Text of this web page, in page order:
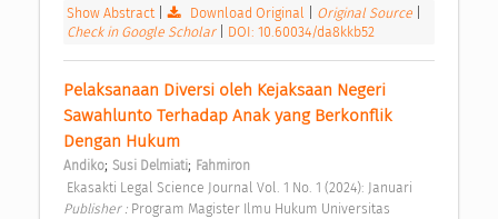
Show Abstract| Download Original Original Source
Check in Google Scholar
DOI: 10.60034/da8kkb52
Pelaksanaan Diversi oleh Kejaksaan Negeri
Sawahlunto Terhadap Anak yang Berkonflik
Dengan Hukum
Andiko; Susi Delmiati; Fahmiron
Ekasakti Legal Science Journal Vol. 1 No. 1 (2024): Januari
Publisher : Program Magister Ilmu Hukum Universitas